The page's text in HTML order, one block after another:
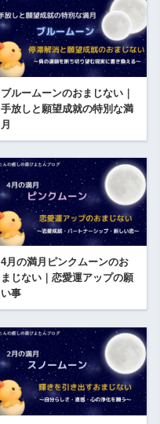
ブルームーンのおまじない｜
手放しと願望成就の特別な満
月
4月の満月ピンクムーンのお
まじない｜恋愛運アップの願
い事